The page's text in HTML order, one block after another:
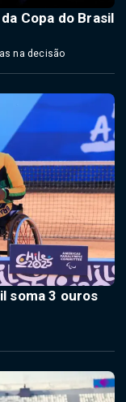
Copa do Brasil
na decisão
soma 3 ouros